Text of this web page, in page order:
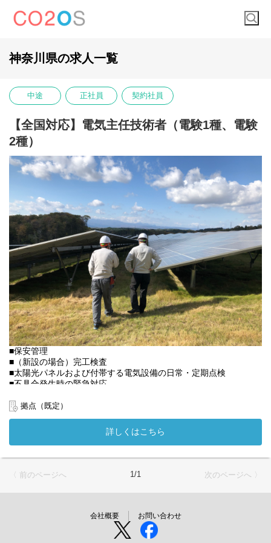
神奈川県の求人一覧
中途 正社員 契約社員
【全国対応】電気主任技術者（電験1種、電験
2種）
■保安管理
■（新設の場合）完工検査
■太陽光パネルおよび付帯する電気設備の日常・定期点検
■不具合発生時の緊急対応
■修繕工事立会い
発電所によって業務内容が少し異なる場合がございます。
拠点（既定）
詳しくはこちら
〈 前のページへ 1/1 次のページへ 〉
会社概要 お問い合わせ